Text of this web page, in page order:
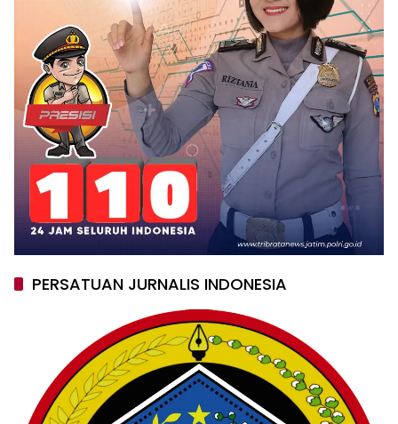
PERSATUAN JURNALIS INDONESIA